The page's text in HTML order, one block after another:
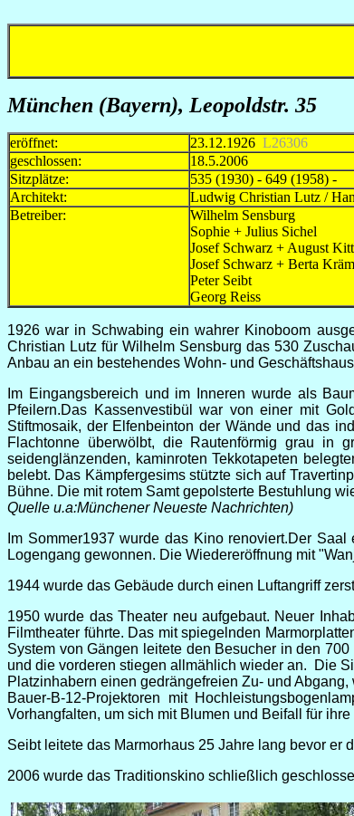
München (Bayern), Leopoldstr. 35
eröffnet: 23.12.1926 L26306
geschlossen:
18.5.2006
Sitzplätze:
535 (1930) - 649 (1958) -
Architekt:
Ludwig Christian Lutz /
Betreiber:
Wilhelm
Sophie + Julius
Josef Schwarz + August
Josef Schwarz + Berta
Peter Seibt
Georg Reiss
1926 war in Schwabing ein wahrer Kinoboom
Christian Lutz für Wilhelm Sensburg das 530
Anbau an ein bestehendes Wohn- und
Im Eingangsbereich und im Inneren wurde als
Pfeilern.Das Kassenvestibül war von einer mit
Stiftmosaik, der Elfenbeinton der Wände und das
Flachtonne überwölbt, die Rautenförmig grau in
seidenglänzenden, kaminroten Tekkotapeten
belebt. Das Kämpfergesims stützte sich auf
Bühne. Die mit rotem Samt gepolsterte Bestuhlung
Quelle u.a:Münchener Neueste Nachrichten)
Im Sommer1937 wurde das Kino renoviert.Der
Logengang gewonnen. Die Wiedereröffnung mit
1944 wurde das Gebäude durch einen Luftangriff
1950 wurde das Theater neu aufgebaut. Neuer
Filmtheater führte. Das mit spiegelnden
System von Gängen leitete den Besucher in den
und die vorderen stiegen allmählich wieder an. Die
Platzinhabern einen gedrängefreien Zu- und
Bauer-B-12-Projektoren mit
Vorhangfalten, um sich mit Blumen und Beifall für
Seibt leitete das Marmorhaus 25 Jahre lang bevor
2006 wurde das Traditionskino schließlich